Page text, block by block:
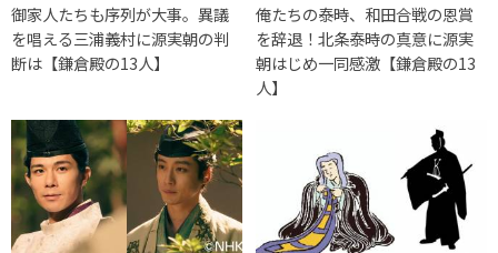
御家人たちも序列が大事。異議
を唱える三浦義村に源実朝の判
断は【鎌倉殿の13人】
俺たちの泰時、和田合戦の恩賞
を辞退！北条泰時の真意に源実
朝はじめ一同感激【鎌倉殿の13
人】